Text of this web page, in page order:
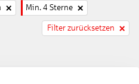
Min. 4 Sterne
Filter zurücksetzen